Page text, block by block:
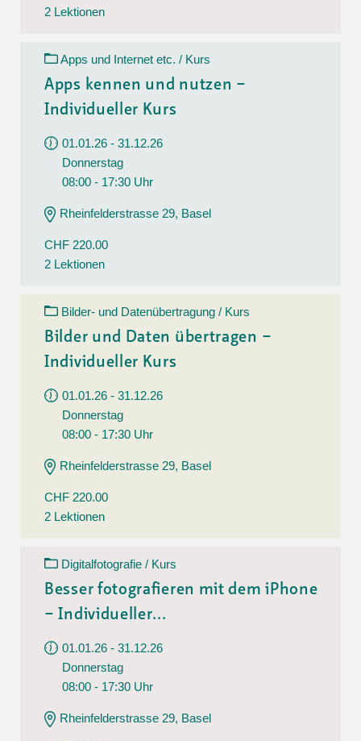
2 Lektionen
Apps und Internet etc. / Kurs
Apps kennen und nutzen –
Individueller Kurs
01.01.26 - 31.12.26
Donnerstag
08:00 - 17:30 Uhr
Rheinfelderstrasse 29, Basel
CHF 220.00
2 Lektionen
Bilder- und Datenübertragung / Kurs
Bilder und Daten übertragen –
Individueller Kurs
01.01.26 - 31.12.26
Donnerstag
08:00 - 17:30 Uhr
Rheinfelderstrasse 29, Basel
CHF 220.00
2 Lektionen
Digitalfotografie / Kurs
Besser fotografieren mit dem iPhone
– Individueller...
01.01.26 - 31.12.26
Donnerstag
08:00 - 17:30 Uhr
Rheinfelderstrasse 29, Basel